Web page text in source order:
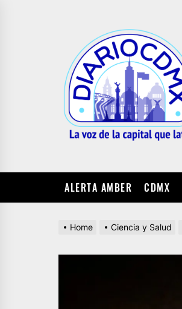
ALERTA AMBER CDMX
Home Ciencia y Salud